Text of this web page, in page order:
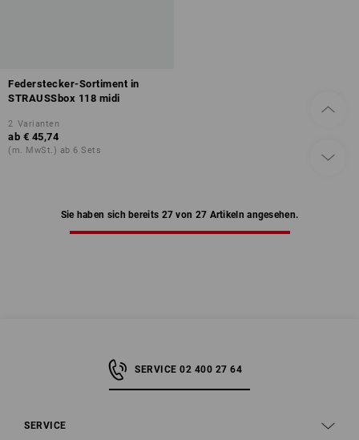
Federstecker-Sortiment in
STRAUSSbox 118 midi
2 Varianten
ab € 45,74
(m. MwSt.) ab 6 Sets
Sie haben sich bereits 27 von 27 Artikeln angesehen.
SERVICE 02 400 27 64
SERVICE